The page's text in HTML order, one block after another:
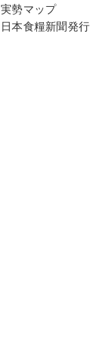
実勢マップ
日本食糧新聞発行